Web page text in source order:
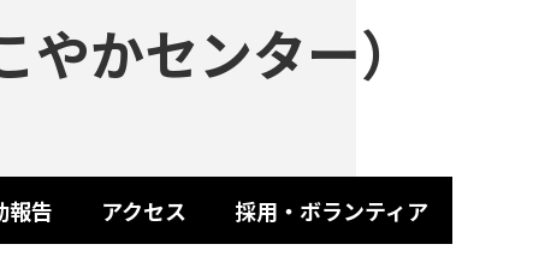
かセンター）
報告 アクセス 採用・ボランティア